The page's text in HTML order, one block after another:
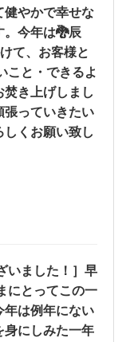
健やかで幸せな
。今年は🐉辰
て、お客様と
こと・できるよ
焚き上げしまし
張っていきたい
しくお願い致し
いました！］早
にとってこの一
年は例年にない
身にしみた一年